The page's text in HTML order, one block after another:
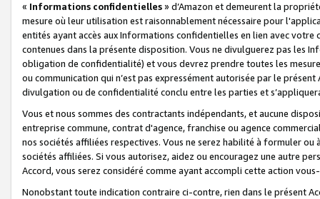
« Informations confidentielles» d’Amazon et demeurent la
mesure où leur utilisation est raisonnablement nécessaire pour
entités ayant accès aux Informations confidentielles en lien avec
contenues dans la présente disposition. Vous ne divulguerez pas les
obligation de confidentialité) et vous devrez prendre toutes les
ou communication qui n’est pas expressément autorisée par le
divulgation ou de confidentialité conclu entre les parties et
Vous et nous sommes des contractants indépendants, et aucune
entreprise commune, contrat d'agence, franchise ou agence
nos sociétés affiliées respectives. Vous ne serez habilité à formuler
sociétés affiliées. Si vous autorisez, aidez ou encouragez une autre
Accord, vous serez considéré comme ayant accompli cette action
Nonobstant toute indication contraire ci-contre, rien dans le présent